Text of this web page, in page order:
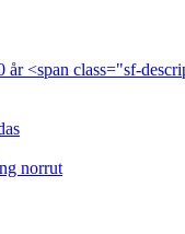
<span class="sf-
norrut